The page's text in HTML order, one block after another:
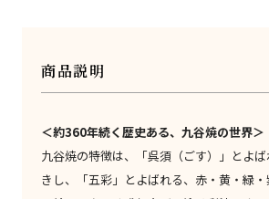
商品説明
＜約360年続く歴史ある、九谷焼の世界＞
九谷焼の特徴は、「呉須（ごす）」とよ
きし、「五彩」とよばれる、赤・黄・緑